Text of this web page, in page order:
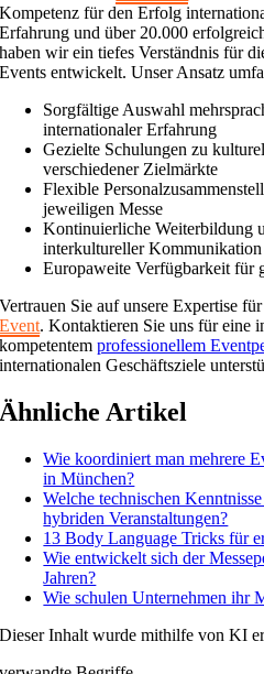
Kompetenz für den Erfolg
Erfahrung und über 20.000
haben wir ein tiefes Verständnis für
Events entwickelt. Unser Ansatz
Sorgfältige Auswahl
internationaler Erfahrung
Gezielte Schulungen zu
verschiedener Zielmärkte
Flexible
jeweiligen Messe
Kontinuierliche Weiterbildung
interkultureller Kommunikation
Europaweite Verfügbarkeit für
Vertrauen Sie auf unsere Expertise
Event. Kontaktieren Sie uns für eine
kompetentemprofessionellem
internationalen Geschäftsziele
Ähnliche Artikel
Wie koordiniert man mehrere
in München?
Welche technischen
hybriden Veranstaltungen?
13 Body Language Tricks für
Wie entwickelt sich der
Jahren?
Wie schulen Unternehmen ihr
Dieser Inhalt wurde mithilfe von KI